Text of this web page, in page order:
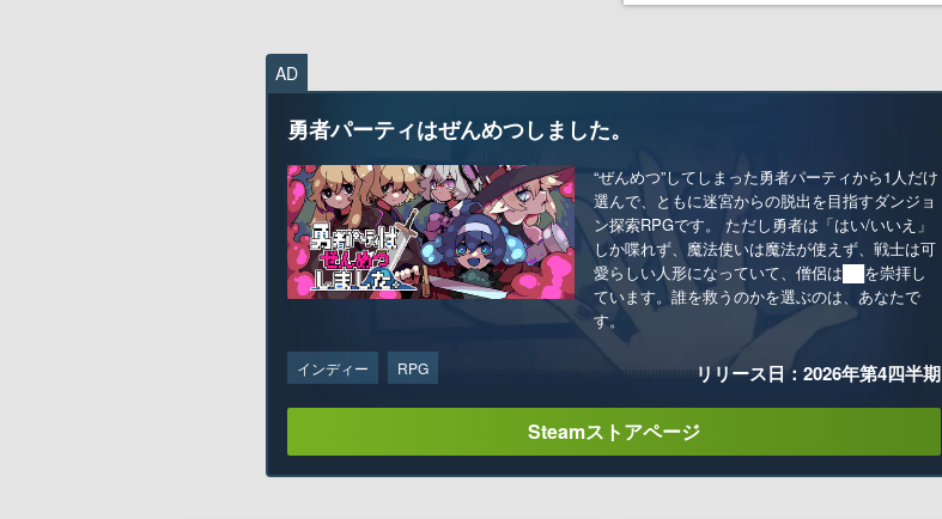
AD
勇者パーティはぜんめつしました。
“ぜんめつ”してしまった勇者パーティから1人だけ
選んで、ともに迷宮からの脱出を目指すダンジョ
ン探索RPGです。 ただし勇者は「はい/いいえ」
しか喋れず、魔法使いは魔法が使えず、戦士は可
愛らしい人形になっていて、僧侶は██を崇拝し
ています。誰を救うのかを選ぶのは、あなたで
す。
インディー RPG リリース日：2026年第4四半期
Steamストアページ